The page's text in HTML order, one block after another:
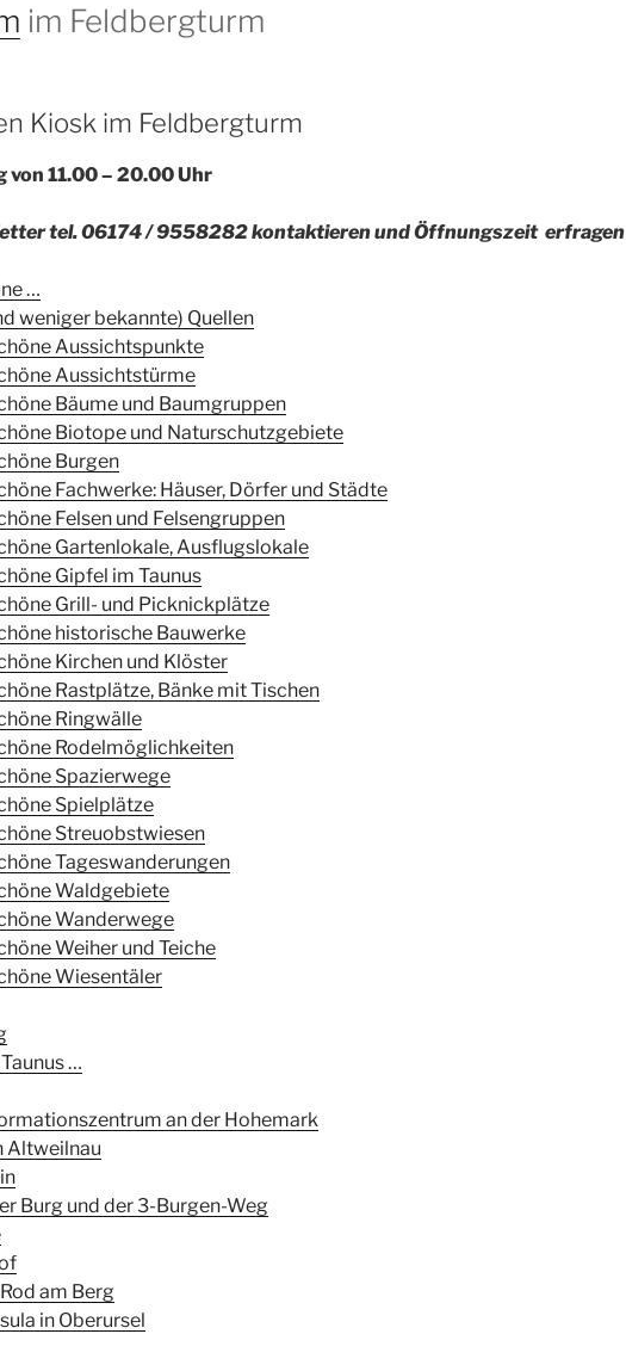
im Feldbergturm
Kiosk im Feldbergturm
von 11.00 – 20.00 Uhr
tel. 06174 / 9558282 kontaktieren und Öffnungszeit erfragen
…
weniger bekannte) Quellen
Aussichtspunkte
Aussichtstürme
Bäume und Baumgruppen
Biotope und Naturschutzgebiete
Burgen
Fachwerke: Häuser, Dörfer und Städte
Felsen und Felsengruppen
Gartenlokale, Ausflugslokale
Gipfel im Taunus
Grill- und Picknickplätze
historische Bauwerke
Kirchen und Klöster
Rastplätze, Bänke mit Tischen
Ringwälle
Rodelmöglichkeiten
Spazierwege
Spielplätze
Streuobstwiesen
Tageswanderungen
Waldgebiete
Wanderwege
Weiher und Teiche
Wiesentäler
…
an der Hohemark
Altweilnau
Burg und der 3-Burgen-Weg
am Berg
in Oberursel